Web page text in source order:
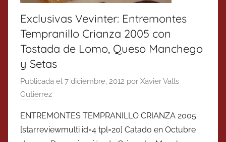
Exclusivas Vevinter: Entremontes
Tempranillo Crianza 2005 con
Tostada de Lomo, Queso Manchego
y Setas
Publicada el 7 diciembre, 2012 por Xavier Valls
Gutierrez
ENTREMONTES TEMPRANILLO CRIANZA 2005
[starreviewmulti id=4 tpl=20] Catado en Octubre